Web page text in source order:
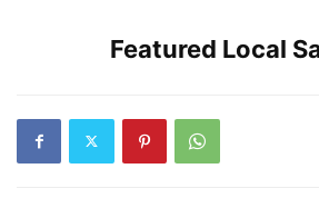
Featured Local